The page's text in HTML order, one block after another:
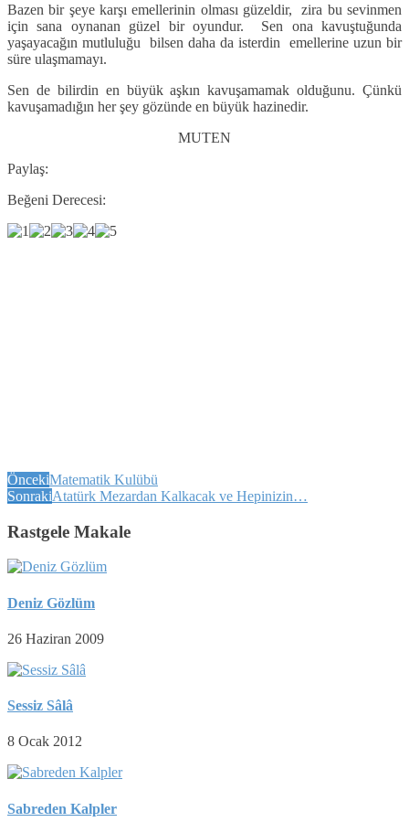
Bazen bir şeye karşı emellerinin olması güzeldir, zira bu sevinmen
için sana oynanan güzel bir oyundur. Sen ona kavuştuğunda
yaşayacağın mutluluğu bilsen daha da isterdin emellerine uzun bir
süre ulaşmamayı.
Sen de bilirdin en büyük aşkın kavuşamamak olduğunu. Çünkü
kavuşamadığın her şey gözünde en büyük hazinedir.
MUTEN
Paylaş:
Beğeni Derecesi:
ÖncekiMatematik Kulübü
SonrakiAtatürk Mezardan Kalkacak ve Hepinizin…
Rastgele Makale
Deniz Gözlüm
26 Haziran 2009
Sessiz Sâlâ
8 Ocak 2012
Sabreden Kalpler